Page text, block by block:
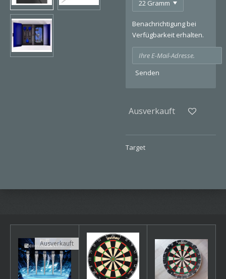
Benachrichtigung bei
Verfügbarkeit erhalten.
Senden
Ausverkauft
Target
Ausverkauft